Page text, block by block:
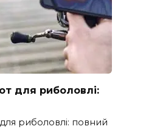
для риболовлі:
риболовлі: повний